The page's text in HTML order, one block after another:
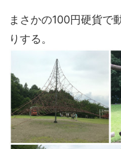
まさかの100円硬貨で
りする。